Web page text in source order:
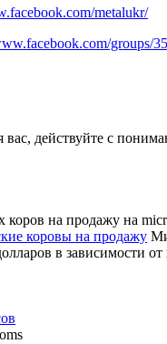
metalukr/
groups/
вас, действуйте с
на продажу на
коровы на продажу
в зависимости от